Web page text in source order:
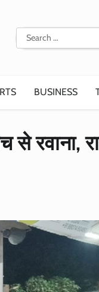
Search
for:
BUSINESS
से रवाना,